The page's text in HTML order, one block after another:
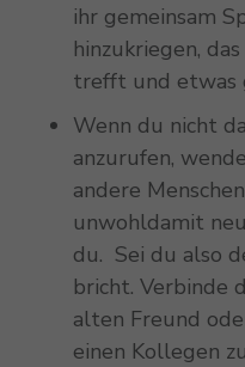
ihr gemeinsam
hinzukriegen,
trefft und etwas
Wenn du nicht
anzurufen,
andere
unwohldamit
du. Sei du also
bricht. Verbinde
alten Freund
einen Kollegen